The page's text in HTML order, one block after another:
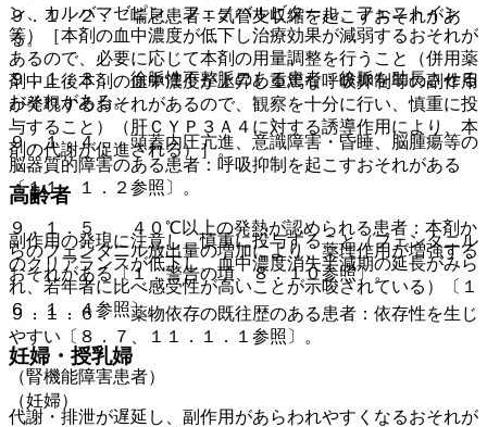
ン、カルバマゼピン、フェノバルビタール、フェニトイン
等）［本剤の血中濃度が低下し治療効果が減弱するおそれが
あるので、必要に応じて本剤の用量調整を行うこと（併用薬
剤中止後本剤の血中濃度が上昇し重篤な呼吸抑制等の副作用
が発現するおそれがあるので、観察を十分に行い、慎重に投
与すること）（肝ＣＹＰ３Ａ４に対する誘導作用により、本
剤の代謝が促進される）］。
高齢者
副作用の発現に注意し、慎重に投与すること（フェンタニル
のクリアランスが低下し、血中濃度消失半減期の延長がみら
れ、若年者に比べ感受性が高いことが示唆されている）〔１
６．１．４参照〕。
妊婦・授乳婦
（妊婦）
９．１．２． 喘息患者：気管支収縮を起こすおそれがあ
る。
９．１．３． 徐脈性不整脈のある患者：徐脈を助長させる
おそれがある。
９．１．４． 頭蓋内圧亢進、意識障害・昏睡、脳腫瘍等の
脳器質的障害のある患者：呼吸抑制を起こすおそれがある
〔１１．１．２参照〕。
９．１．５． ４０℃以上の発熱が認められる患者：本剤か
らのフェンタニル放出量の増加により、薬理作用が増強する
おそれがある〔１．警告の項、８．１０参照〕。
９．１．６． 薬物依存の既往歴のある患者：依存性を生じ
やすい〔８．７、１１．１．１参照〕。
（腎機能障害患者）
代謝・排泄が遅延し、副作用があらわれやすくなるおそれが